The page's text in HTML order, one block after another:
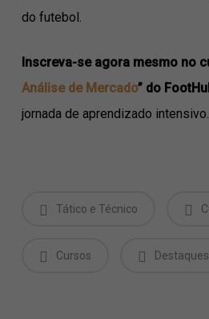
do futebol.
Inscreva-se agora mesmo no
Análise de Mercado” do
jornada de aprendizado intensivo.
Tático e Técnico
Cursos Destaques